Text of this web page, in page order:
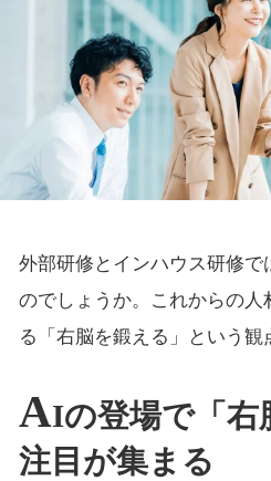
外部研修とインハウス研修で
のでしょうか。これからの人
る「右脳を鍛える」という観
AIの登場で「右
注目が集まる